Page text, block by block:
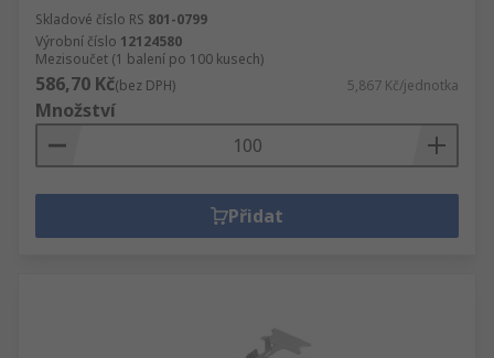
Skladové číslo RS 801-0799
Výrobní číslo 12124580
Mezisoučet (1 balení po 100 kusech)
586,70 Kč(bez DPH) 5,867 Kč/jednotka
Množství
Přidat